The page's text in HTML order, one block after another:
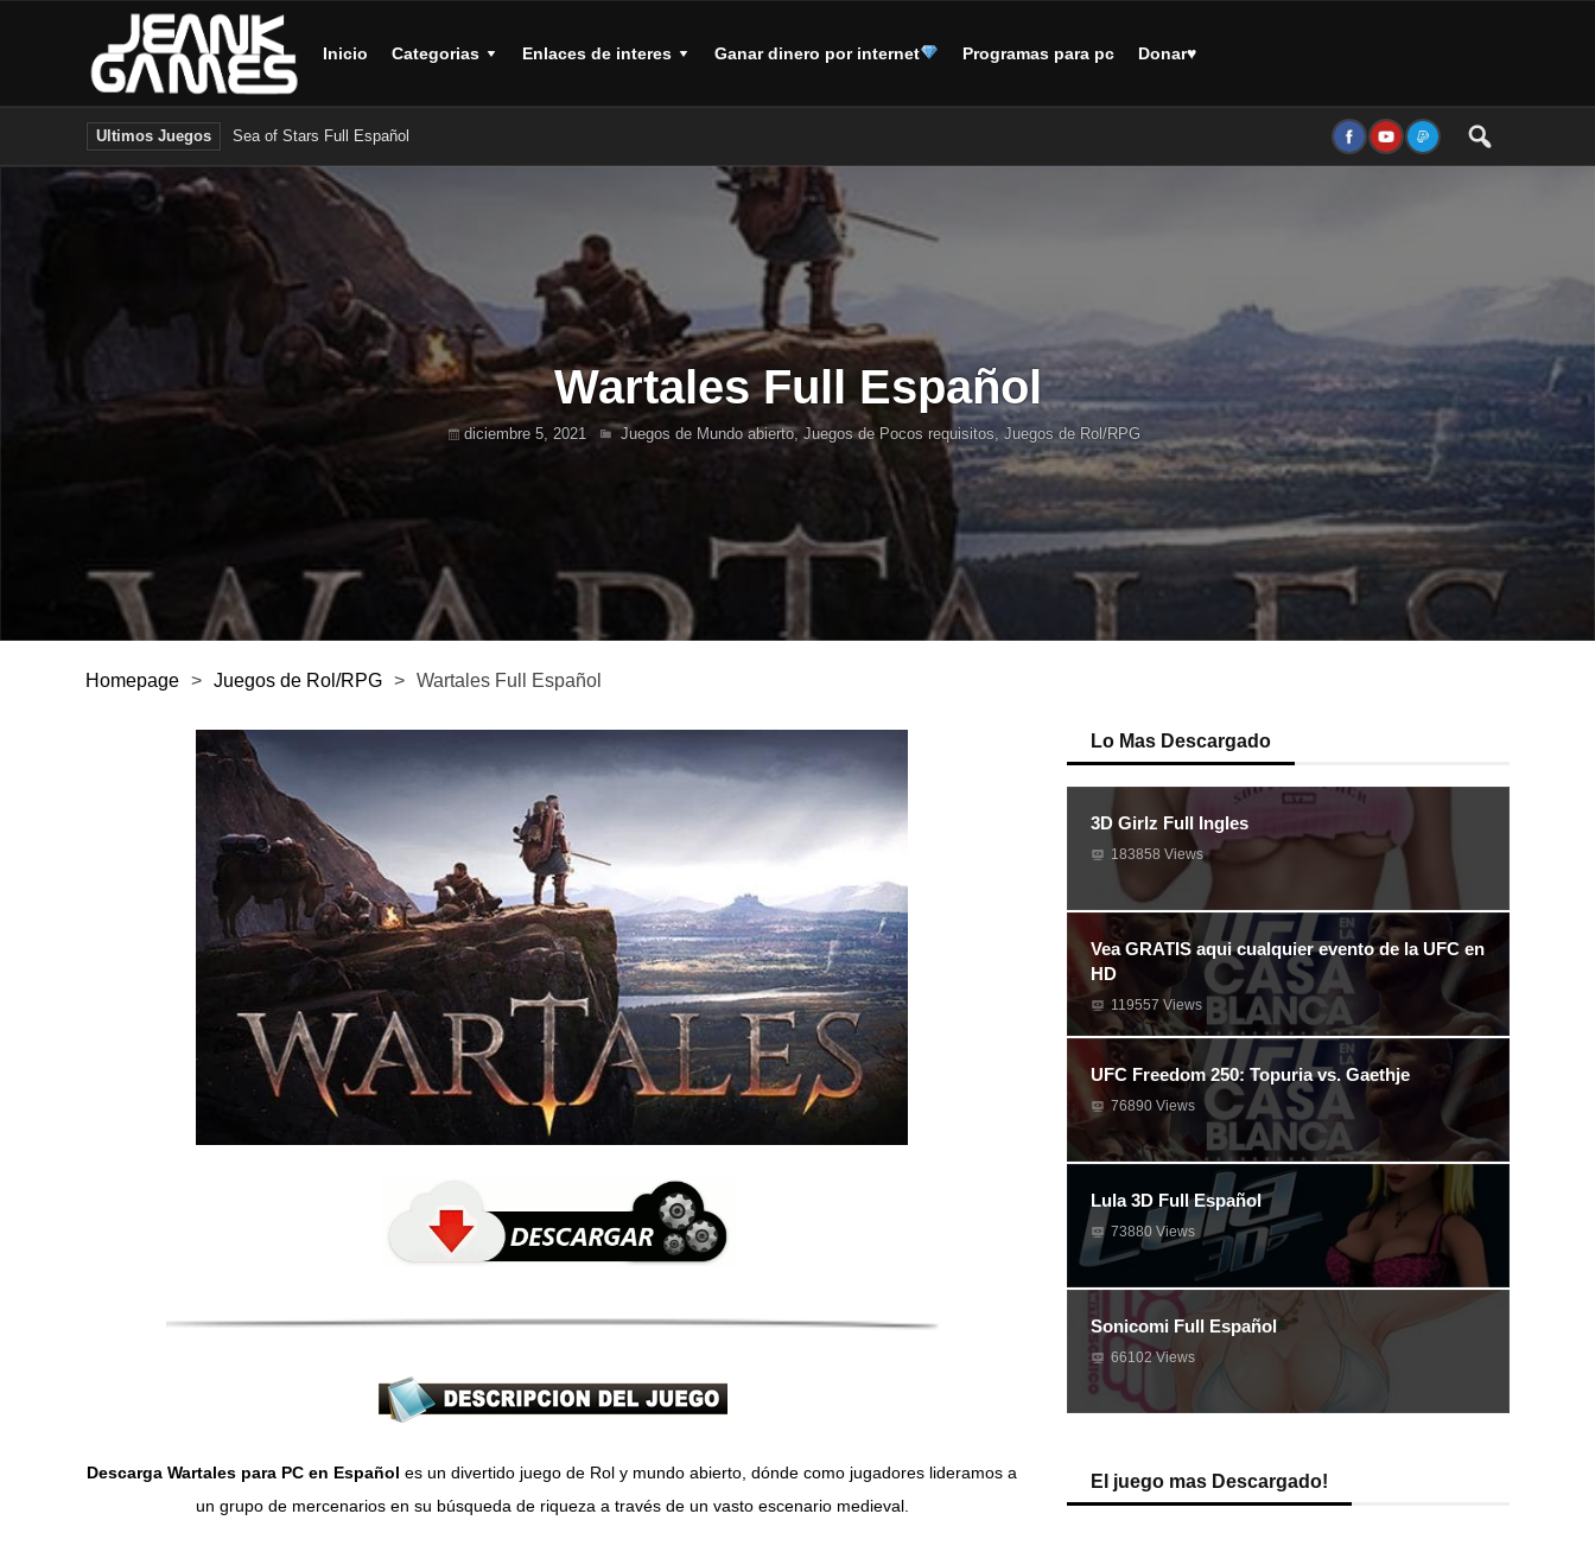
Inicio Categorias Enlaces de interes Ganar dinero por internet Programas para pc Donar♥
Ultimos Juegos Sea of Stars Full Español
Wartales Full Español
diciembre 5, 2021 Juegos de Mundo abierto, Juegos de Pocos requisitos, Juegos de Rol/RPG
Homepage > Juegos de Rol/RPG > Wartales Full Español
Descarga Wartales para PC en Españoles un divertido juego de Rol y mundo abierto, dónde como jugadores lideramos a
un grupo de mercenarios en su búsqueda de riqueza a través de un vasto escenario medieval.
Lo Mas Descargado
3D Girlz Full Ingles
183858 Views
Vea GRATIS aqui cualquier evento de la UFC en
HD
119557 Views
UFC Freedom 250: Topuria vs. Gaethje
76890 Views
Lula 3D Full Español
73880 Views
Sonicomi Full Español
66102 Views
El juego mas Descargado!